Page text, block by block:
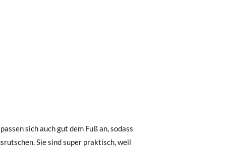
kostet der Standardversand 4,95 €; die